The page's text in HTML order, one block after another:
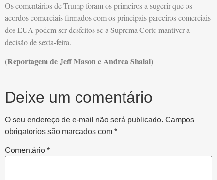
Os comentários de Trump foram os primeiros a sugerir que os
acordos comerciais firmados com os principais parceiros comerciais
dos EUA podem ser desfeitos se a Suprema Corte mantiver a
decisão de sexta-feira.
(Reportagem de Jeff Mason e Andrea Shalal)
Deixe um comentário
O seu endereço de e-mail não será publicado. Campos
obrigatórios são marcados com *
Comentário *